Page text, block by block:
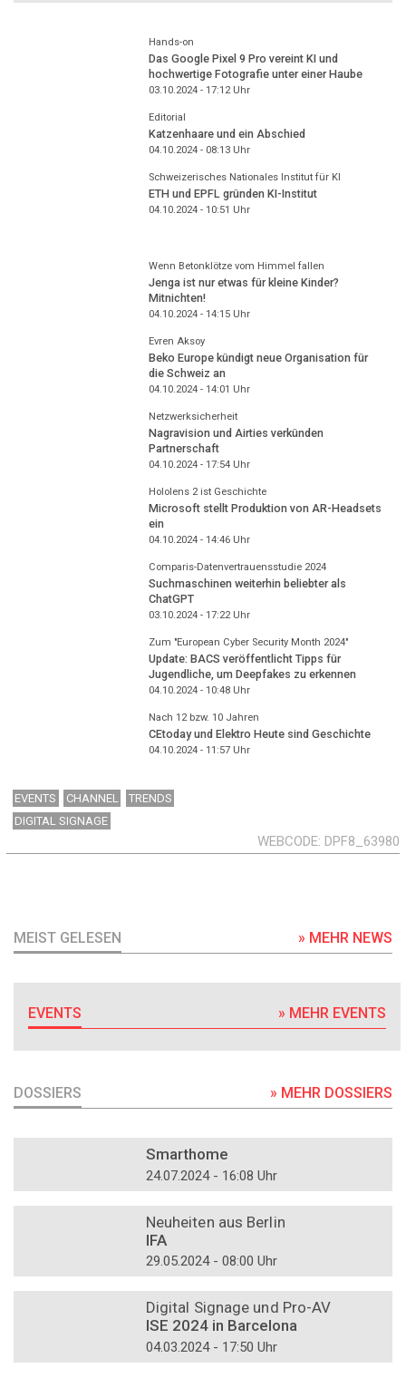
Hands-on
Das Google Pixel 9 Pro vereint KI und
hochwertige Fotografie unter einer Haube
03.10.2024 - 17:12Uhr
Editorial
Katzenhaare und ein Abschied
04.10.2024 - 08:13Uhr
Schweizerisches Nationales Institut für KI
ETH und EPFL gründen KI-Institut
04.10.2024 - 10:51 Uhr
Wenn Betonklötze vom Himmel fallen
Jenga ist nur etwas für kleine Kinder?
Mitnichten!
04.10.2024 - 14:15Uhr
Evren Aksoy
Beko Europe kündigt neue Organisation für
die Schweiz an
04.10.2024 - 14:01 Uhr
Netzwerksicherheit
Nagravision und Airties verkünden
Partnerschaft
04.10.2024 - 17:54Uhr
Hololens 2 ist Geschichte
Microsoft stellt Produktion von AR-Headsets
ein
04.10.2024 - 14:46Uhr
Comparis-Datenvertrauensstudie 2024
Suchmaschinen weiterhin beliebter als
ChatGPT
03.10.2024 - 17:22Uhr
Zum "European Cyber Security Month 2024"
Update: BACS veröffentlicht Tipps für
Jugendliche, um Deepfakes zu erkennen
04.10.2024 - 10:48Uhr
Nach 12 bzw. 10 Jahren
CEtoday und Elektro Heute sind Geschichte
04.10.2024 - 11:57Uhr
EVENTS CHANNEL
TRENDS
DIGITAL SIGNAGE
WEBCODE DPF8_63980
MEIST GELESEN » MEHR NEWS
EVENTS » MEHR EVENTS
DOSSIERS » MEHR DOSSIERS
Smarthome
24.07.2024 - 16:08 Uhr
Neuheiten aus Berlin
IFA
29.05.2024 - 08:00 Uhr
Digital Signage und Pro-AV
ISE 2024 in Barcelona
04.03.2024 - 17:50 Uhr